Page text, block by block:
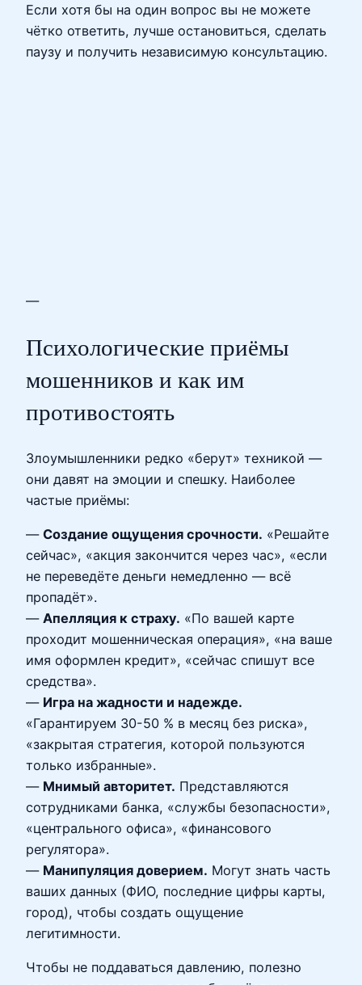
Если хотя бы на один вопрос вы не можете
чётко ответить, лучше остановиться, сделать
паузу и получить независимую консультацию.
—
Психологические приёмы
мошенников и как им
противостоять
Злоумышленники редко «берут» техникой —
они давят на эмоции и спешку. Наиболее
частые приёмы:
— Создание ощущения срочности. «Решайте
сейчас», «акция закончится через час», «если
не переведёте деньги немедленно — всё
пропадёт».
— Апелляция к страху. «По вашей карте
проходит мошенническая операция», «на ваше
имя оформлен кредит», «сейчас спишут все
средства».
— Игра на жадности и надежде.
«Гарантируем 30-50 % в месяц без риска»,
«закрытая стратегия, которой пользуются
только избранные».
— Мнимый авторитет. Представляются
сотрудниками банка, «службы безопасности»,
«центрального офиса», «финансового
регулятора».
— Манипуляция доверием. Могут знать часть
ваших данных (ФИО, последние цифры карты,
город), чтобы создать ощущение
легитимности.
Чтобы не поддаваться давлению, полезно